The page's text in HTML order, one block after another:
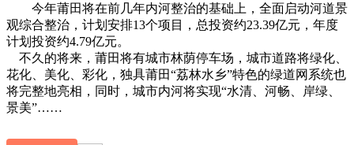
今年莆田将在前几年内河整治的基础上，全面启动河道景
观综合整治，计划安排13个项目，总投资约23.39亿元，年度
计划投资约4.79亿元。
不久的将来，莆田将有城市林荫停车场，城市道路将绿化、
花化、美化、彩化，独具莆田“荔林水乡”特色的绿道网系统也
将完整地亮相，同时，城市内河将实现“水清、河畅、岸绿、
景美”……